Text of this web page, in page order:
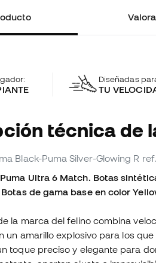
Diseñadas
TU
técnica de
Black-Puma Silver-Glowing R
Ultra 6 Match. Botas
de gama base en color
la marca del felino combina
un amarillo explosivo para los
toque preciso y elegante para